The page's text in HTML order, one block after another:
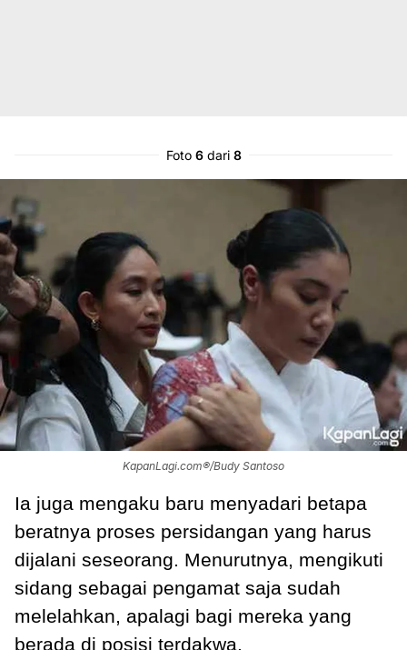
Foto 6dari 8
KapanLagi.com®/Budy Santoso
Ia juga mengaku baru menyadari betapa
beratnya proses persidangan yang harus
dijalani seseorang. Menurutnya, mengikuti
sidang sebagai pengamat saja sudah
melelahkan, apalagi bagi mereka yang
berada di posisi terdakwa.